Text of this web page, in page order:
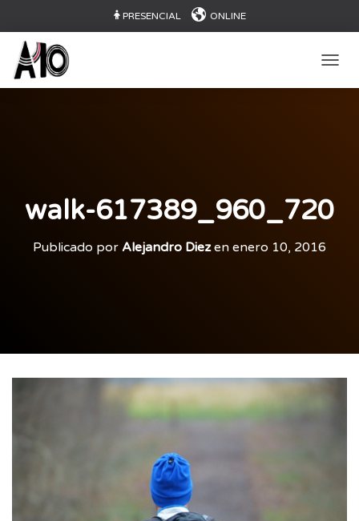
PRESENCIAL ONLINE
walk-617389_960_720
Publicado por Alejandro Diezen enero 10, 2016